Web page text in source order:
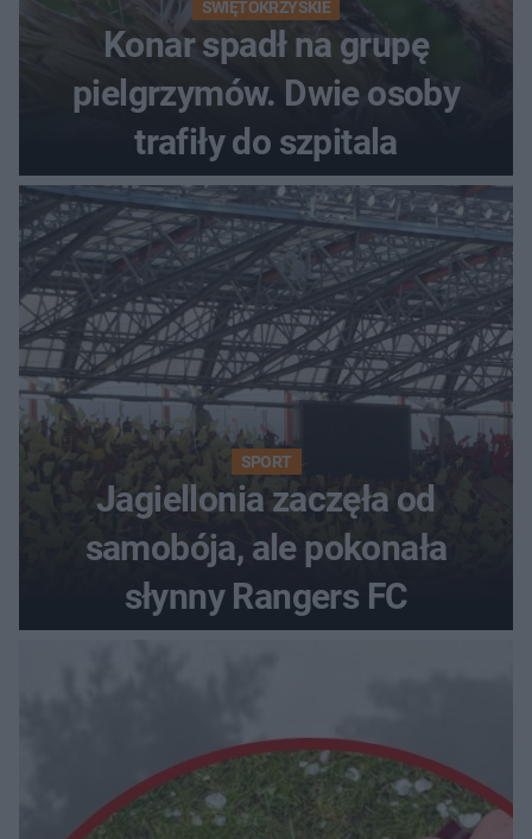
ŚWIĘTOKRZYSKIE
Konar spadł na grupę
pielgrzymów. Dwie osoby
trafiły do szpitala
SPORT
Jagiellonia zaczęła od
samobója, ale pokonała
słynny Rangers FC